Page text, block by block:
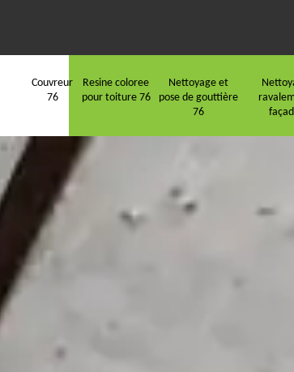
Couvreur
76
Resine coloree
pour toiture 76
Nettoyage et
pose de gouttière
76